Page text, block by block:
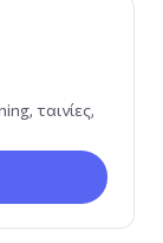
ταινίες,